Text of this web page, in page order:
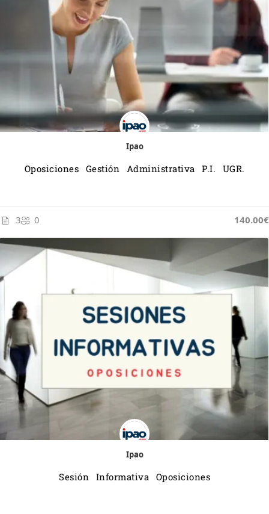
Ipao
Oposiciones Gestión Administrativa P.I. UGR.
3 0 140.00€
Ipao
Sesión Informativa Oposiciones